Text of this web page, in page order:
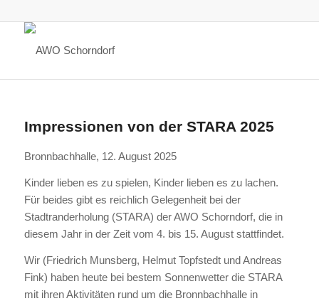
Impressionen von der STARA 2025
Bronnbachhalle, 12. August 2025
Kinder lieben es zu spielen, Kinder lieben es zu lachen.
Für beides gibt es reichlich Gelegenheit bei der
Stadtranderholung (STARA) der AWO Schorndorf, die in
diesem Jahr in der Zeit vom 4. bis 15. August stattfindet.
Wir (Friedrich Munsberg, Helmut Topfstedt und Andreas
Fink) haben heute bei bestem Sonnenwetter die STARA
mit ihren Aktivitäten rund um die Bronnbachhalle in